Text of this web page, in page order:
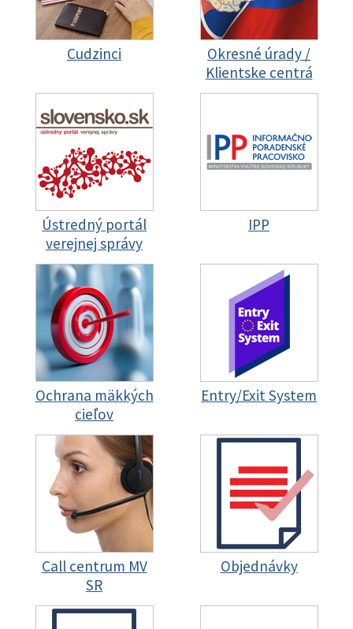
Cudzinci
Okresné úrady /
Klientske centrá
Ústredný portál
verejnej správy
IPP
Ochrana mäkkých
cieľov
Entry/Exit System
Call centrum MV
SR
Objednávky